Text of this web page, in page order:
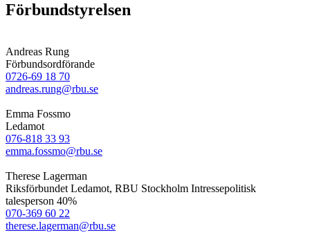
Förbundstyrelsen
Andreas Rung
Förbundsordförande
0726-69 18 70
andreas.rung@rbu.se
Emma Fossmo
Ledamot
076-818 33 93
emma.fossmo@rbu.se
Therese Lagerman
Riksförbundet Ledamot, RBU Stockholm Intressepolitisk
talesperson 40%
070-369 60 22
therese.lagerman@rbu.se